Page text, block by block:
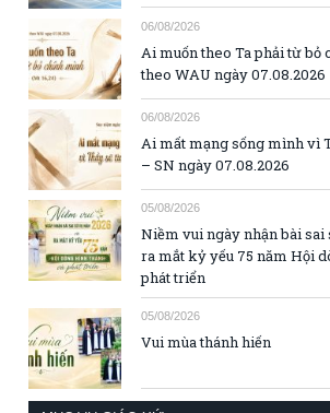
06/08/2026
Ai muốn theo Ta phải từ bỏ
theo WAU ngày 07.08.2026
06/08/2026
Ai mất mạng sống mình vì
– SN ngày 07.08.2026
05/08/2026
Niềm vui ngày nhận bài sai
ra mắt kỷ yếu 75 năm Hội
phát triển
05/08/2026
Vui mùa thánh hiến